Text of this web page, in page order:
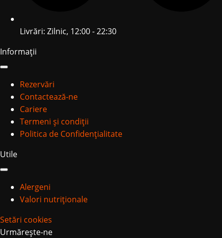
Livrări: Zilnic, 12:00 - 22:30
Informații
Rezervări
Contactează-ne
Cariere
Termeni și condiții
Politica de Confidențialitate
Utile
Alergeni
Valori nutriționale
Setări cookies
Urmărește-ne